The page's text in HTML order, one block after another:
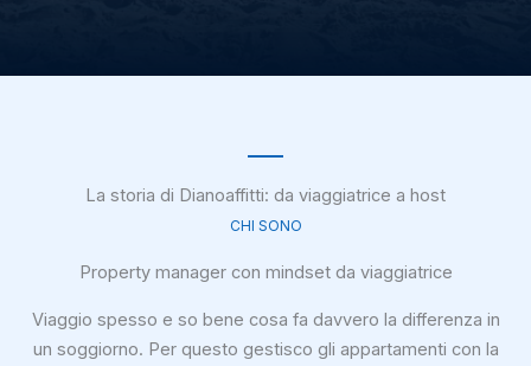
La storia di Dianoaffitti: da viaggiatrice a host
CHI SONO
Property manager con mindset da viaggiatrice
Viaggio spesso e so bene cosa fa davvero la differenza in
un soggiorno. Per questo gestisco gli appartamenti con la